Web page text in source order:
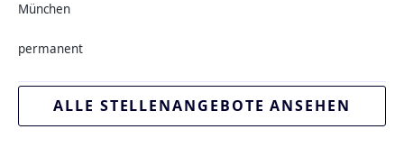
München
permanent
ALLE STELLENANGEBOTE ANSEHEN